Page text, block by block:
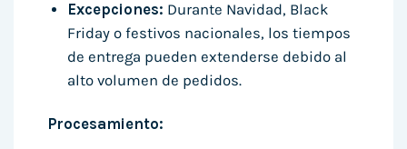
Excepciones: Durante Navidad, Black
Friday o festivos nacionales, los tiempos
de entrega pueden extenderse debido al
alto volumen de pedidos.
Procesamiento: